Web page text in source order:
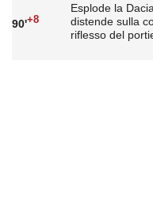
90'+8
Esplode la
distende sulla
riflesso del